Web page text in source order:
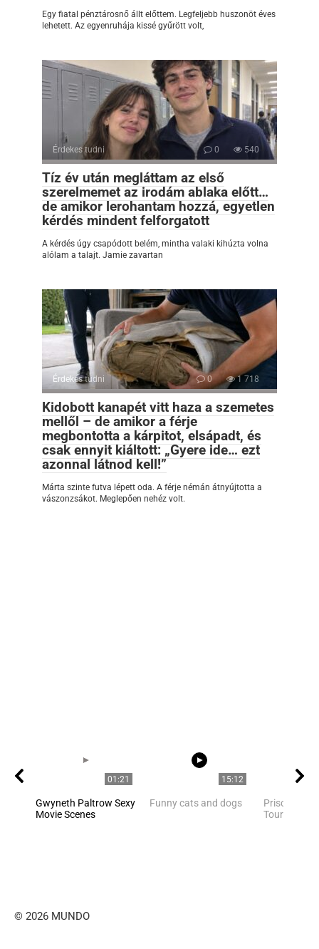
Egy fiatal pénztárosnő állt előttem. Legfeljebb huszonöt éves
lehetett. Az egyenruhája kissé gyűrött volt,
Érdekes tudni 0 540
Tíz év után megláttam az első
szerelmemet az irodám ablaka előtt…
de amikor lerohantam hozzá, egyetlen
kérdés mindent felforgatott
A kérdés úgy csapódott belém, mintha valaki kihúzta volna
alólam a talajt. Jamie zavartan
Érdekes tudni 0 1 718
Kidobott kanapét vitt haza a szemetes
mellől – de amikor a férje
megbontotta a kárpitot, elsápadt, és
csak ennyit kiáltott: „Gyere ide… ezt
azonnal látnod kell!”
Márta szinte futva lépett oda. A férje némán átnyújtotta a
vászonzsákot. Meglepően nehéz volt.
01:21
Gwyneth Paltrow Sexy
Movie Scenes
15:12
Funny cats and dogs
Priscilla
Tour
© 2026 MUNDO